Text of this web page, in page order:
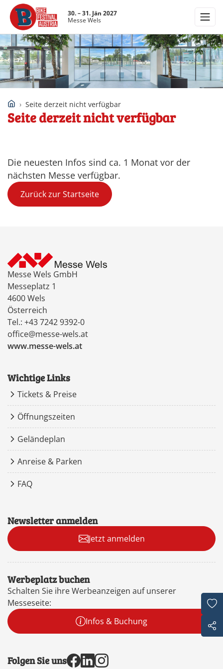
30. – 31. Jän 2027
Messe Wels
Seite derzeit nicht verfügbar
Seite derzeit nicht verfügbar
Die neuesten Infos sind ca. 1 Monat vor der
nächsten Messe verfügbar.
Zurück zur Startseite
Messe Wels GmbH
Messeplatz 1
4600 Wels
Österreich
Tel.: +43 7242 9392-0
office@messe-wels.at
www.messe-wels.at
Wichtige Links
Tickets & Preise
Öffnungszeiten
Geländeplan
Anreise & Parken
FAQ
Newsletter anmelden
Jetzt anmelden
Werbeplatz buchen
Schalten Sie ihre Werbeanzeigen auf unserer
Messeseite:
Infos & Buchung
Folgen Sie uns